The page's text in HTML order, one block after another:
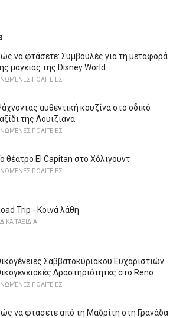
να φτάσετε: Συμβουλές για τη μεταφορά
μαγείας της Disney World
ΠΟΛΙΤΕΊΕΣ
αυθεντική κουζίνα στο οδικό
της Λουιζιάνα
ΠΟΛΙΤΕΊΕΣ
θέατρο El Capitan στο Χόλιγουντ
ΠΟΛΙΤΕΊΕΣ
Trip - Κοινά λάθη
ΤΑΞΊΔΙΑ
Σαββατοκύριακου Ευχαριστιών
Δραστηριότητες στο Reno
ΠΟΛΙΤΕΊΕΣ
να φτάσετε από τη Μαδρίτη στη Γρανάδα